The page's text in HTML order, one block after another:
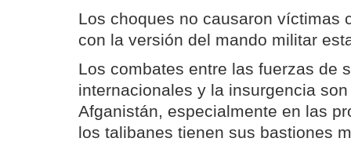
Los choques no causaron víctimas
con la versión del mando militar
Los combates entre las fuerzas de
internacionales y la insurgencia
Afganistán, especialmente en las
los talibanes tienen sus bastiones